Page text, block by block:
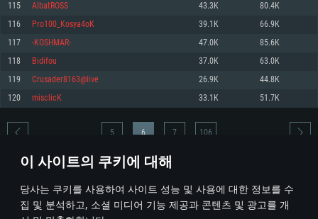
이 사이트의 쿠키에 대해
당사는 쿠키를 사용하여 사이트 성능 및 사용에 대한 정보를 수
집 및 분석하고, 소셜 미디어 기능 제공과 콘텐츠 및 광고를 개
권장 사양
570 혹은 그 이상
여유 저장 공간: 62.2 GB (전체 클라이언트)
권장 사양
네트워크: 브로드밴드 인터넷
여유 저장 공간: 62.2 GB (전체 클라이언트)
권장 사양
운영체제: Ubuntu 20.04 64bit
프로세서: Intel Core i7
메모리: 16 GB
그래픽 카드: Vulkan 을 지원하고, 최신 그래픽 드라이버를 지원하는 NVIDIA
1060 (6개월 미만) 혹은 그와 동급의 성능을 가지며 최신 그래픽 드라이버를
지원하는 AMD RX 570 (6개월 미만; 최소사양 지원 해상도 720p) 이상
여유 저장 공간: 62.2 GB (전체 클라이언트)
115 AlbatROSS 43.3K 80.4K
116 Pro100_Kosya4oK 39.1K 66.9K
117 -KOSHMAR- 47.0K 85.6K
118 Bidifou 37.0K 63.0K
119 Crusader8163@live 26.9K 44.8K
120 misclicK 33.1K 51.7K
* 순위표는 매일 1회 갱신됩니다
5 6 7 106